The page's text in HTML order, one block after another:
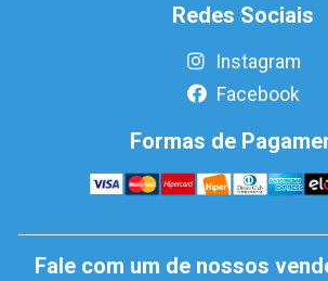
Redes Sociais
Instagram
Facebook
Formas de
Fale com um de nossos